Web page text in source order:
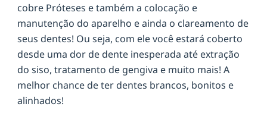
cobre Próteses e também a colocação e
manutenção do aparelho e ainda o clareamento de
seus dentes! Ou seja, com ele você estará coberto
desde uma dor de dente inesperada até extração
do siso, tratamento de gengiva e muito mais! A
melhor chance de ter dentes brancos, bonitos e
alinhados!